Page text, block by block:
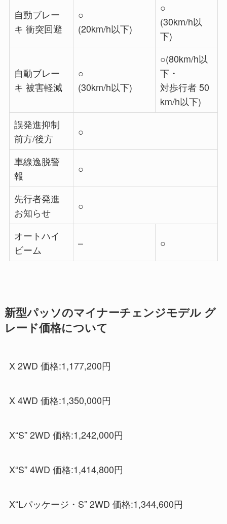
自動ブレー
キ 衝突回避
○
(20km/h以下)
○
(30km/h以
下)
自動ブレー
キ 被害軽減
○
(30km/h以下)
○(80km/h以
下・
対歩行者 50
km/h以下)
誤発進抑制
前方/後方
○
車線逸脱警
報
○
先行者発進
お知らせ
○
オートハイ
ビーム
– ○
新型パッソのマイナーチェンジモデル グ
レード価格について
X 2WD 価格:1,177,200円
X 4WD 価格:1,350,000円
X“S” 2WD 価格:1,242,000円
X“S” 4WD 価格:1,414,800円
X“Lパッケージ・S” 2WD 価格:1,344,600円